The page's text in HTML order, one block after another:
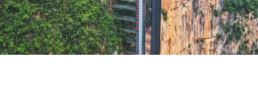
青岛港今年新辟16条国际航线
8月5日，“科伦坡”轮缓缓驶离山东港口青岛港前湾联